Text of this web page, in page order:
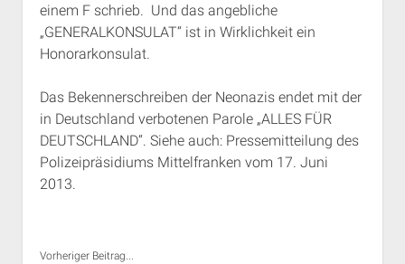
einem F schrieb. Und das angebliche
„GENERALKONSULAT“ ist in Wirklichkeit ein
Honorarkonsulat.
Das Bekennerschreiben der Neonazis endet mit der
in Deutschland verbotenen Parole „ALLES FÜR
DEUTSCHLAND“. Siehe auch: Pressemitteilung des
Polizeipräsidiums Mittelfranken vom 17. Juni
2013.
Vorheriger Beitrag...